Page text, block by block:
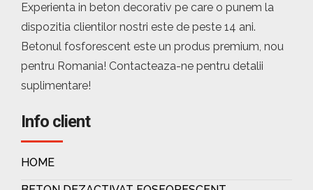
Experienta in beton decorativ pe care o punem la
dispozitia clientilor nostri este de peste 14 ani.
Betonul fosforescent este un produs premium, nou
pentru Romania! Contacteaza-ne pentru detalii
suplimentare!
Info client
HOME